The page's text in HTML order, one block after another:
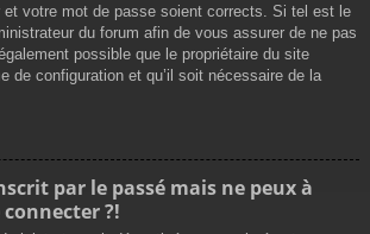
et votre mot de passe soient corrects. Si tel est le
du forum afin de vous assurer de ne pas
possible que le propriétaire du site
de configuration et qu’il soit nécessaire de la
par le passé mais ne peux à
?!